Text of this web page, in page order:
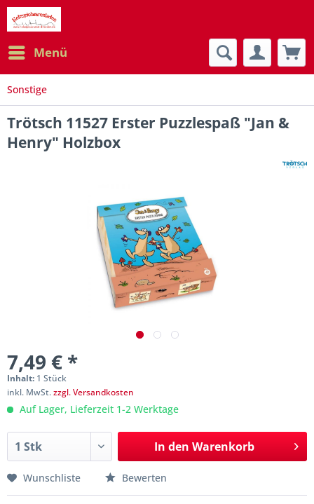
Menü
Sonstige
Trötsch 11527 Erster Puzzlespaß "Jan &
Henry" Holzbox
7,49 € *
Inhalt: 1 Stück
inkl. MwSt.zzgl. Versandkosten
Auf Lager, Lieferzeit 1-2 Werktage
In den Warenkorb
Wunschliste Bewerten